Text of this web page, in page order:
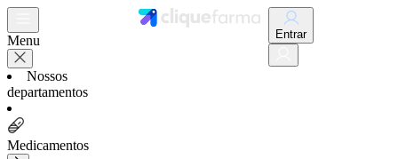
Menu
Nossos
departamentos
Medicamentos
Entrar